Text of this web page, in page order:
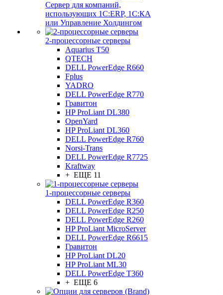
Сервер для компаний,
использующих 1C:ERP, 1С:КА
или Управление Холдингом
2-процессорные серверы
Aquarius T50
QTECH
DELL PowerEdge R660
Fplus
YADRO
DELL PowerEdge R770
Гравитон
HP ProLiant DL380
OpenYard
HP ProLiant DL360
DELL PowerEdge R760
Norsi-Trans
DELL PowerEdge R7725
Kraftway
+ ЕЩЕ 11
1-процессорные серверы
DELL PowerEdge R360
DELL PowerEdge R250
DELL PowerEdge R260
HP ProLiant MicroServer
DELL PowerEdge R6615
Гравитон
HP ProLiant DL20
HP ProLiant ML30
DELL PowerEdge T360
+ ЕЩЕ 6